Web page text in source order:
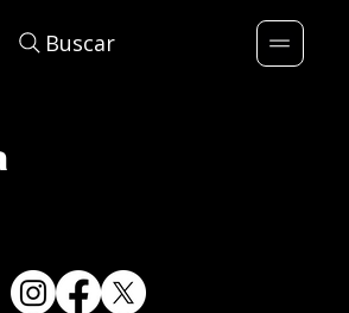
Buscar